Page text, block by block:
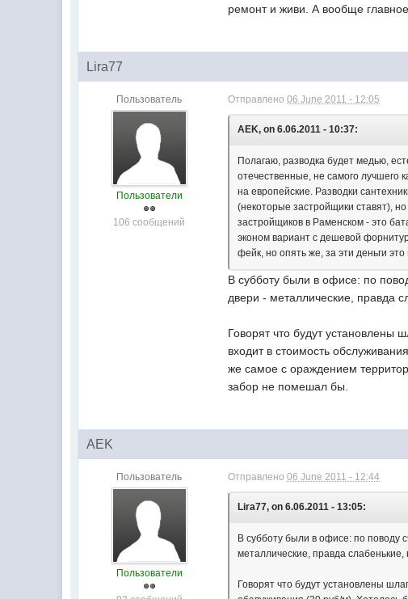
ремонт и живи. А вообще
Lira77
Пользователь
Пользователи
106 сообщений
Отправлено06 June 2011 - 12:05
AEK, on 6.06.2011 - 10:37:
Полагаю, разводка будет медью,
отечественные, не самого лучшего
на европейские. Разводки
(некоторые застройщики ставят),
застройщиков в Раменском - это
эконом вариант с дешевой
фейк, но опять же, за эти деньги
В субботу были в офисе: по
двери - металлические, правда
Говорят что будут установлены
входит в стоимость
же самое с ораждением
забор не помешал бы.
AEK
Пользователь
Пользователи
Отправлено06 June 2011 - 12:44
Lira77, on 6.06.2011 - 13:05:
В субботу были в офисе: по поводу
металлические, правда
Говорят что будут установлены